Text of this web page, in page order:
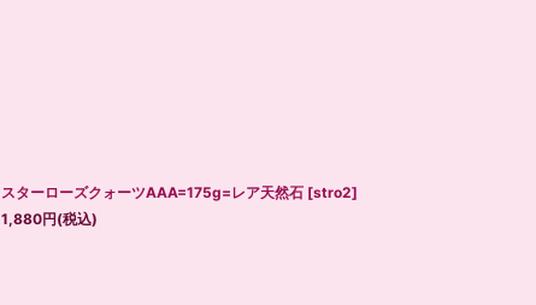
スターローズクォーツAAA=175g=レア天然石 [stro2]
1,880円(税込)